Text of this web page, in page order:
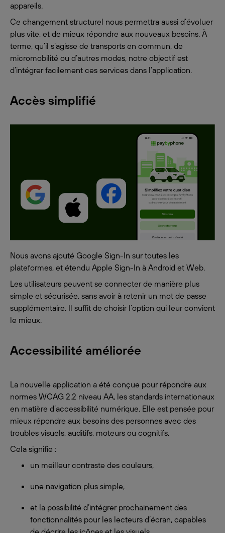
appareils.
Ce changement structurel nous permettra aussi d’évoluer
plus vite, et de mieux répondre aux nouveaux besoins. À
terme, qu’il s’agisse de transports en commun, de
micromobilité ou d’autres modes, notre objectif est
d’intégrer facilement ces services dans l’application.
Accès simplifié
Nous avons ajouté Google Sign-In sur toutes les
plateformes, et étendu Apple Sign-In à Android et Web.
Les utilisateurs peuvent se connecter de manière plus
simple et sécurisée, sans avoir à retenir un mot de passe
supplémentaire. Il suffit de choisir l’option qui leur convient
le mieux.
Accessibilité améliorée
La nouvelle application a été conçue pour répondre aux
normes WCAG 2.2 niveau AA, les standards internationaux
en matière d’accessibilité numérique. Elle est pensée pour
mieux répondre aux besoins des personnes avec des
troubles visuels, auditifs, moteurs ou cognitifs.
Cela signifie :
un meilleur contraste des couleurs,
une navigation plus simple,
et la possibilité d’intégrer prochainement des
fonctionnalités pour les lecteurs d’écran, capables